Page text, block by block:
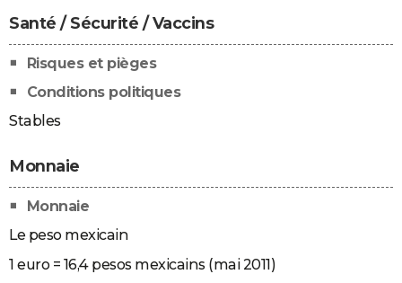
Santé / Sécurité / Vaccins
Risques et pièges
Conditions politiques
Stables
Monnaie
Monnaie
Le peso mexicain
1 euro = 16,4 pesos mexicains (mai 2011)